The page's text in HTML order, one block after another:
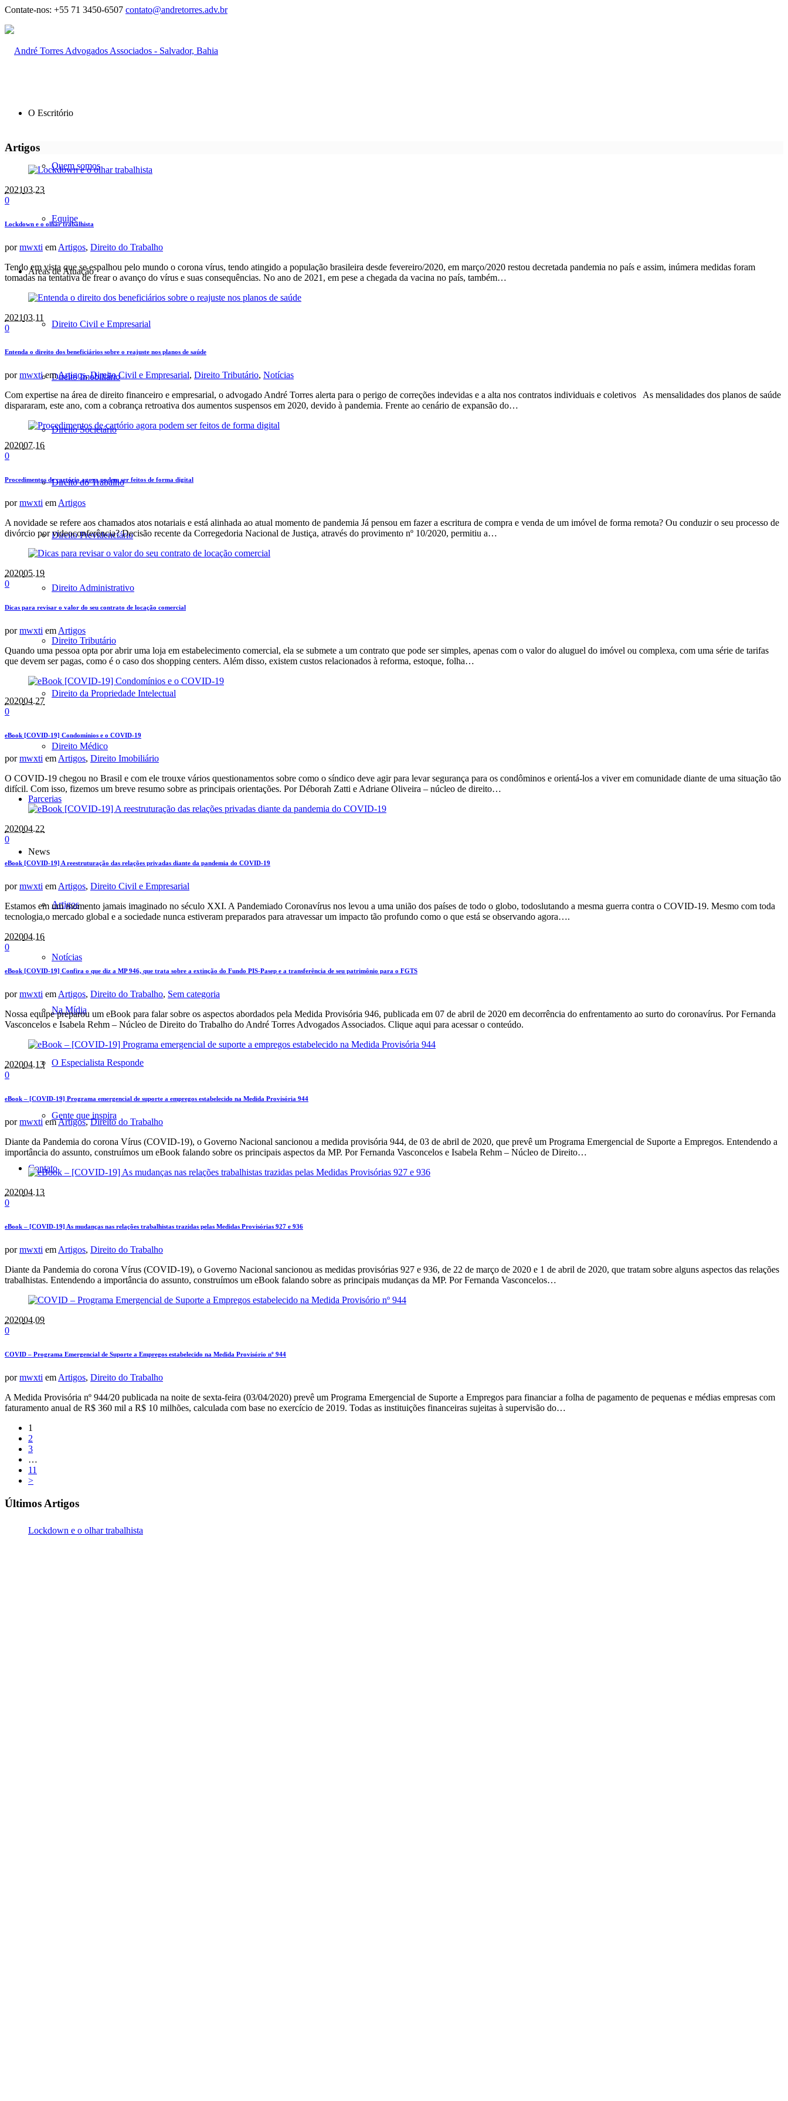
Contate-nos: +55 71 3450-6507 contato@andretorres.adv.br
O Escritório
Quem somos
Equipe
Áreas de Atuação
Direito Civil e Empresarial
Direito Imobiliário
Direito Societário
Direito do Trabalho
Direito Previdenciário
Direito Administrativo
Direito Tributário
Direito da Propriedade Intelectual
Direito Médico
Parcerias
News
Artigos
Notícias
Na Mídia
O Especialista Responde
Gente que inspira
Contato
Artigos
202103.23
0
Lockdown e o olhar trabalhista
pormwxti em Artigos, Direito do Trabalho
Tendo em vista que se espalhou pelo mundo o corona vírus, tendo atingido a população brasileira desde fevereiro/2020, em março/2020 restou decretada pandemia no país e assim, inúmera medidas foram
tomadas na tentativa de frear o avanço do vírus e suas consequências. No ano de 2021, em pese a chegada da vacina no país, também…
202103.11
0
Entenda o direito dos beneficiários sobre o reajuste nos planos de saúde
pormwxti emArtigos,Direito Civil e Empresarial, Direito Tributário, Notícias
Com expertise na área de direito financeiro e empresarial, o advogado André Torres alerta para o perigo de correções indevidas e a alta nos contratos individuais e coletivos As mensalidades dos planos de saúde
dispararam, este ano, com a cobrança retroativa dos aumentos suspensos em 2020, devido à pandemia. Frente ao cenário de expansão do…
202007.16
0
Procedimentos de cartório agora podem ser feitos de forma digital
pormwxti em Artigos
A novidade se refere aos chamados atos notariais e está alinhada ao atual momento de pandemia Já pensou em fazer a escritura de compra e venda de um imóvel de forma remota? Ou conduzir o seu processo de
divórcio por videoconferência? Decisão recente da Corregedoria Nacional de Justiça, através do provimento nº 10/2020, permitiu a…
202005.19
0
Dicas para revisar o valor do seu contrato de locação comercial
pormwxti em Artigos
Quando uma pessoa opta por abrir uma loja em estabelecimento comercial, ela se submete a um contrato que pode ser simples, apenas com o valor do aluguel do imóvel ou complexa, com uma série de tarifas
que devem ser pagas, como é o caso dos shopping centers. Além disso, existem custos relacionados à reforma, estoque, folha…
202004.27
0
eBook [COVID-19] Condomínios e o COVID-19
pormwxti em Artigos, Direito Imobiliário
O COVID-19 chegou no Brasil e com ele trouxe vários questionamentos sobre como o síndico deve agir para levar segurança para os condôminos e orientá-los a viver em comunidade diante de uma situação tão
difícil. Com isso, fizemos um breve resumo sobre as principais orientações. Por Déborah Zatti e Adriane Oliveira – núcleo de direito…
202004.22
0
eBook [COVID-19] A reestruturação das relações privadas diante da pandemia do COVID-19
pormwxti em Artigos, Direito Civil e Empresarial
Estamos em um momento jamais imaginado no século XXI. A Pandemiado Coronavírus nos levou a uma união dos países de todo o globo, todoslutando a mesma guerra contra o COVID-19. Mesmo com toda
tecnologia,o mercado global e a sociedade nunca estiveram preparados para atravessar um impacto tão profundo como o que está se observando agora….
202004.16
0
eBook [COVID-19] Confira o que diz a MP 946, que trata sobre a extinção do Fundo PIS-Pasep e a transferência de seu patrimônio para o FGTS
pormwxti em Artigos, Direito do Trabalho, Sem categoria
Nossa equipe preparou um eBook para falar sobre os aspectos abordados pela Medida Provisória 946, publicada em 07 de abril de 2020 em decorrência do enfrentamento ao surto do coronavírus. Por Fernanda
Vasconcelos e Isabela Rehm – Núcleo de Direito do Trabalho do André Torres Advogados Associados. Clique aqui para acessar o conteúdo.
202004.13
0
eBook – [COVID-19] Programa emergencial de suporte a empregos estabelecido na Medida Provisória 944
pormwxti emArtigos,Direito do Trabalho
Diante da Pandemia do corona Vírus (COVID-19), o Governo Nacional sancionou a medida provisória 944, de 03 de abril de 2020, que prevê um Programa Emergencial de Suporte a Empregos. Entendendo a
importância do assunto, construímos um eBook falando sobre os principais aspectos da MP. Por Fernanda Vasconcelos e Isabela Rehm – Núcleo de Direito…
202004.13
0
eBook – [COVID-19] As mudanças nas relações trabalhistas trazidas pelas Medidas Provisórias 927 e 936
pormwxti em Artigos, Direito do Trabalho
Diante da Pandemia do corona Vírus (COVID-19), o Governo Nacional sancionou as medidas provisórias 927 e 936, de 22 de março de 2020 e 1 de abril de 2020, que tratam sobre alguns aspectos das relações
trabalhistas. Entendendo a importância do assunto, construímos um eBook falando sobre as principais mudanças da MP. Por Fernanda Vasconcelos…
202004.09
0
COVID – Programa Emergencial de Suporte a Empregos estabelecido na Medida Provisório nº 944
pormwxti em Artigos, Direito do Trabalho
A Medida Provisória nº 944/20 publicada na noite de sexta-feira (03/04/2020) prevê um Programa Emergencial de Suporte a Empregos para financiar a folha de pagamento de pequenas e médias empresas com
faturamento anual de R$ 360 mil a R$ 10 milhões, calculada com base no exercício de 2019. Todas as instituições financeiras sujeitas à supervisão do…
1
2
3
…
11
>
Últimos Artigos
Lockdown e o olhar trabalhista